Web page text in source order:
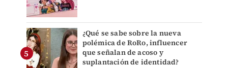
¿Qué se sabe sobre la nueva
polémica de RoRo, influencer
que señalan de acoso y
suplantación de identidad?